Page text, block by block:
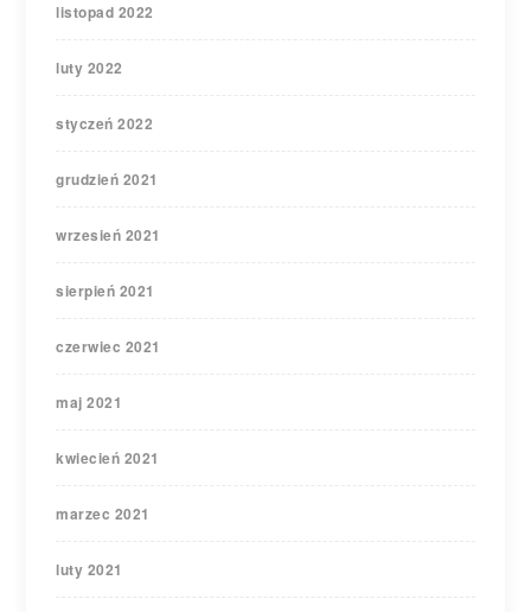
listopad 2022
luty 2022
styczeń 2022
grudzień 2021
wrzesień 2021
sierpień 2021
czerwiec 2021
maj 2021
kwiecień 2021
marzec 2021
luty 2021